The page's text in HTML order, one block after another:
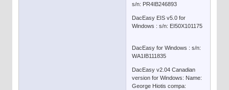
s/n: PR4IB246893
DacEasy EIS v5.0 for
Windows : s/n: EI50X101175
DacEasy for Windows : s/n:
WA1IB111835
DacEasy v2.04 Canadian
version for Windows: Name:
George Hiotis compa: